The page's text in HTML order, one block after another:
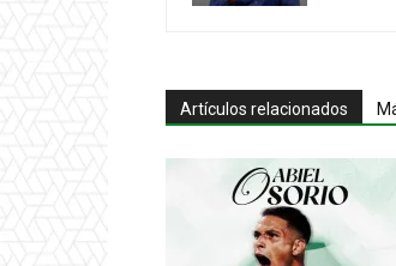
Artículos relacionados